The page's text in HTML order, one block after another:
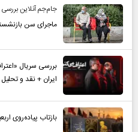
جام‌جم آنلاین
ماجرای سن بازنشستگی ۵۵ و ۶۲
بررسی سریال
ایران + نقد و تحلیل
بازتاب پیاده‌روی